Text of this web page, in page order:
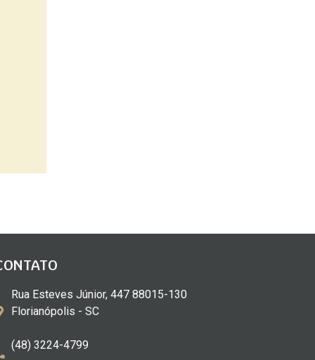
Rua Esteves Júnior, 447 88015-130
Florianópolis - SC
(48) 3224-4799